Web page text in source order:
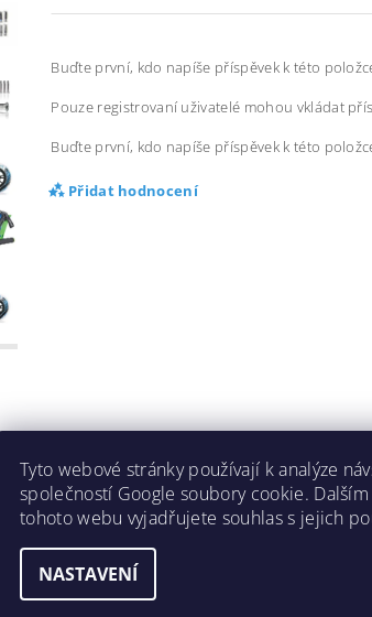
Buďte první, kdo napíše příspěvek k této
Pouze registrovaní uživatelé mohou vkládat
Buďte první, kdo napíše příspěvek k této
Přidat hodnocení
Tyto webové stránky používají k analýze
společností Google soubory cookie.
tohoto webu vyjadřujete souhlas s jejich
NASTAVENÍ